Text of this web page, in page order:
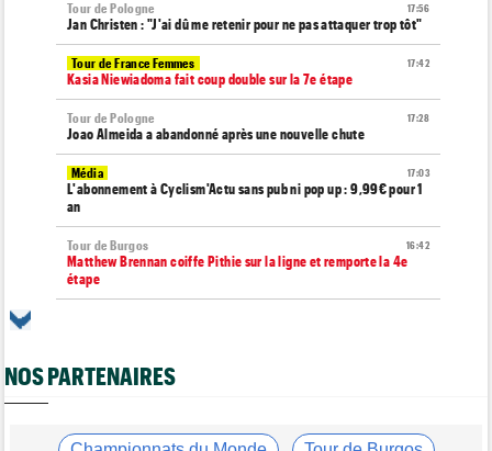
17:56
Tour de Pologne
Jan Christen : "J'ai dû me retenir pour ne pas attaquer trop tôt"
17:42
Tour de France Femmes
Kasia Niewiadoma fait coup double sur la 7e étape
17:28
Tour de Pologne
Joao Almeida a abandonné après une nouvelle chute
17:03
Média
L'abonnement à Cyclism'Actu sans pub ni pop up : 9,99€ pour 1
an
16:42
Tour de Burgos
Matthew Brennan coiffe Pithie sur la ligne et remporte la 4e
étape
Tour de Pologne
Jan Christen s'offre la 5e étape, trois français dans le top 5
La startlist complète du Tour Femmes... déjà 16 abandons
NOS PARTENAIRES